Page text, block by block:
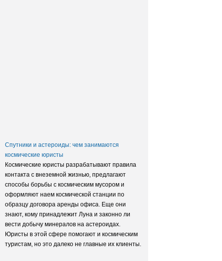
Спутники и астероиды: чем занимаются
космические юристы
Космические юристы разрабатывают правила
контакта с внеземной жизнью, предлагают
способы борьбы с космическим мусором и
оформляют наем космической станции по
образцу договора аренды офиса. Еще они
знают, кому принадлежит Луна и законно ли
вести добычу минералов на астероидах.
Юристы в этой сфере помогают и космическим
туристам, но это далеко не главные их клиенты.